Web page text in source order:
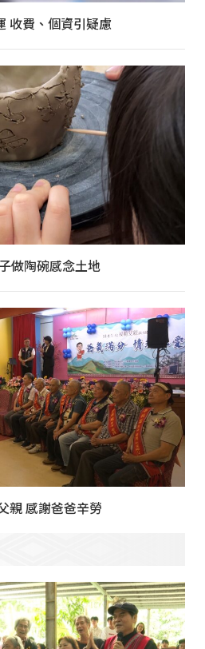
收費、個資引疑慮
做陶碗感念土地
親 感謝爸爸辛勞